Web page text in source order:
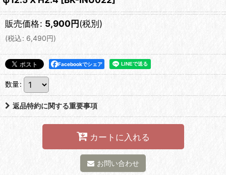
販売価格: 5,900円(税別)
(税込: 6,490円)
Facebookでシェア
数量:
返品特約に関する重要事項
カートに入れる
お問い合わせ